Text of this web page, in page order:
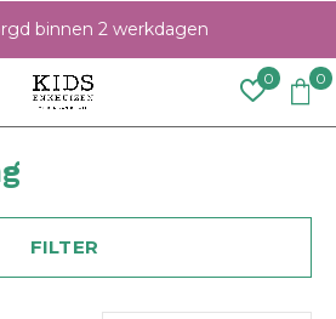
0 0
binnen 2 werkdagen
FILTER